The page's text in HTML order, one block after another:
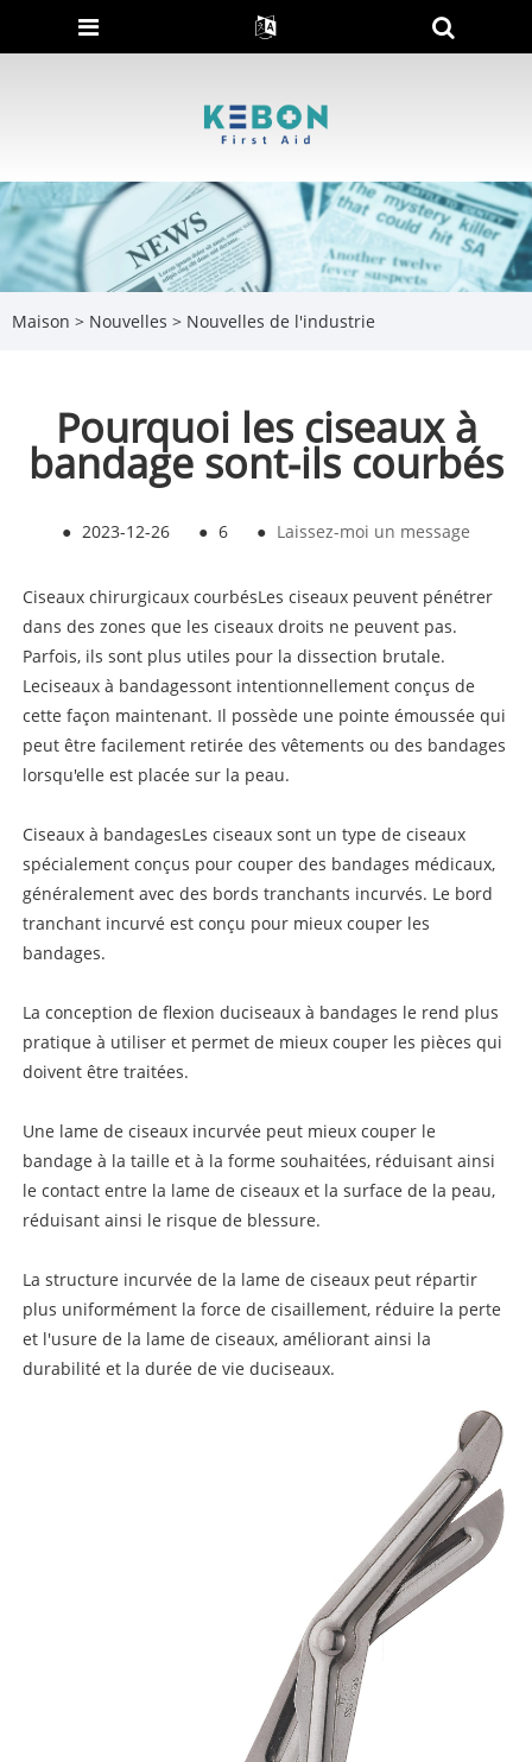
Maison > Nouvelles > Nouvelles de l'industrie
Pourquoi les ciseaux à
bandage sont-ils courbés
● 2023-12-26 ● 6 ● Laissez-moi un message
Ciseaux chirurgicaux courbésLes ciseaux peuvent pénétrer
dans des zones que les ciseaux droits ne peuvent pas.
Parfois, ils sont plus utiles pour la dissection brutale.
Leciseaux à bandagessont intentionnellement conçus de
cette façon maintenant. Il possède une pointe émoussée qui
peut être facilement retirée des vêtements ou des bandages
lorsqu'elle est placée sur la peau.
Ciseaux à bandagesLes ciseaux sont un type de ciseaux
spécialement conçus pour couper des bandages médicaux,
généralement avec des bords tranchants incurvés. Le bord
tranchant incurvé est conçu pour mieux couper les
bandages.
La conception de flexion duciseaux à bandages le rend plus
pratique à utiliser et permet de mieux couper les pièces qui
doivent être traitées.
Une lame de ciseaux incurvée peut mieux couper le
bandage à la taille et à la forme souhaitées, réduisant ainsi
le contact entre la lame de ciseaux et la surface de la peau,
réduisant ainsi le risque de blessure.
La structure incurvée de la lame de ciseaux peut répartir
plus uniformément la force de cisaillement, réduire la perte
et l'usure de la lame de ciseaux, améliorant ainsi la
durabilité et la durée de vie duciseaux.